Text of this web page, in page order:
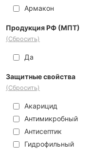
Армакон
Продукция РФ (МПТ)
(Сбросить)
Да
Защитные свойства
(Сбросить)
Акарицид
Антимикробный
Антисептик
Гидрофильный